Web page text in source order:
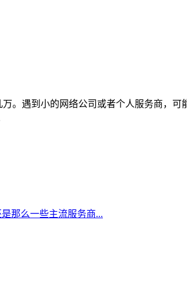
。遇到小的网络公司或者个人服务商，
那么一些主流服务商...